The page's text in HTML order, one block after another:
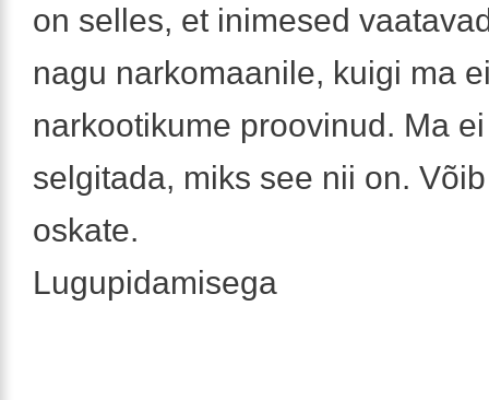
on selles, et inimesed
nagu narkomaanile, kuigi ma
narkootikume proovinud. Ma
selgitada, miks see nii on.
oskate.
Lugupidamisega